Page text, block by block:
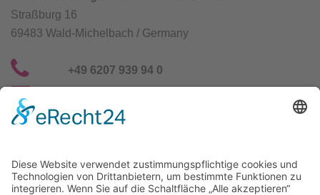
Straßburg 16
69483 Wald-Michelbach / Germany
+49 6207 939 94 0